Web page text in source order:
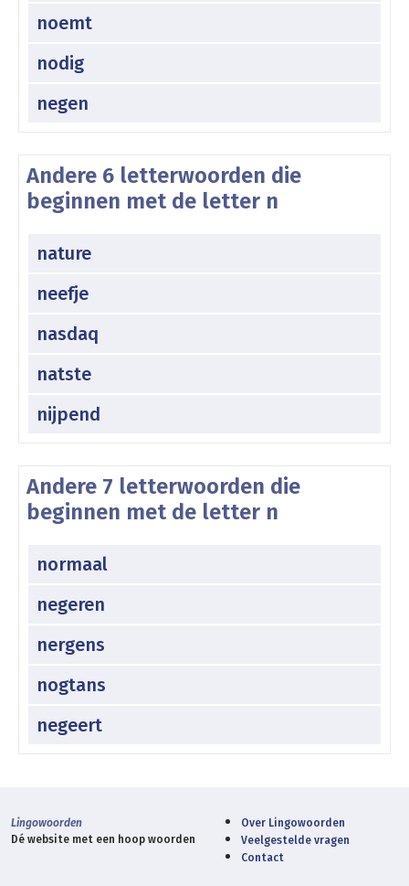
noemt
nodig
negen
Andere 6 letterwoorden die
beginnen met de letter n
nature
neefje
nasdaq
natste
nijpend
Andere 7 letterwoorden die
beginnen met de letter n
normaal
negeren
nergens
nogtans
negeert
Lingowoorden
Dé website met een hoop woorden
Over Lingowoorden
Veelgestelde vragen
Contact